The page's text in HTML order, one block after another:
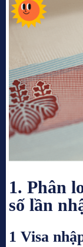
1. Phân
số lần
1 Visa